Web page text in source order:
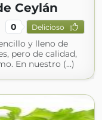
Ceylán
0 Delicioso
y lleno de
pero de calidad,
En nuestro (...)